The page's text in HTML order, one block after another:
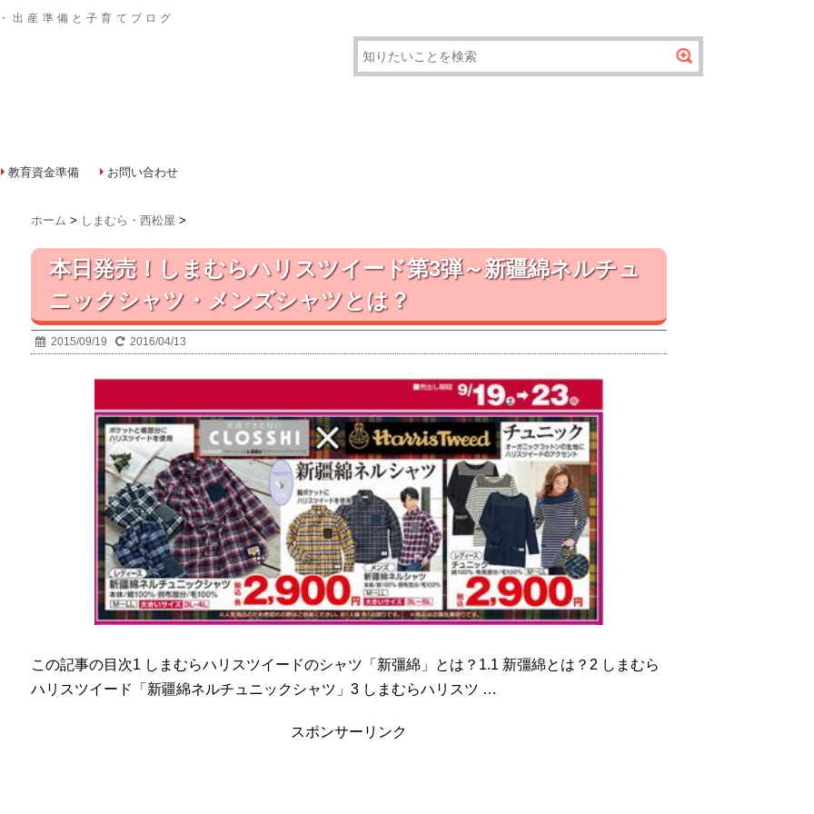
出産準備と子育てブログ
教育資金準備 お問い合わせ
ホーム > しまむら・西松屋 >
本日発売！しまむらハリスツイード第3弾～新疆綿ネルチュ
ニックシャツ・メンズシャツとは？
2015/09/19 2016/04/13
この記事の目次1 しまむらハリスツイードのシャツ「新彊綿」とは？1.1 新彊綿とは？2 しまむら
ハリスツイード「新疆綿ネルチュニックシャツ」3 しまむらハリスツ …
スポンサーリンク